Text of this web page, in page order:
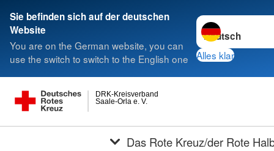
Sie befinden sich auf der deutschen
Website
You are on the German website, you can
use the switch to switch to the English one
Sprache
Alles klar
Saale-Orla e. V.
DRK-Kreisverband
Das Rote Kreuz/der Rote